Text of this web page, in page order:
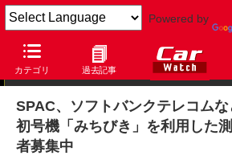
Powered by
カテゴリ 過去記事
ニュース
SPAC、ソフトバンクテレコム
初号機「みちびき」を利用した
者募集中